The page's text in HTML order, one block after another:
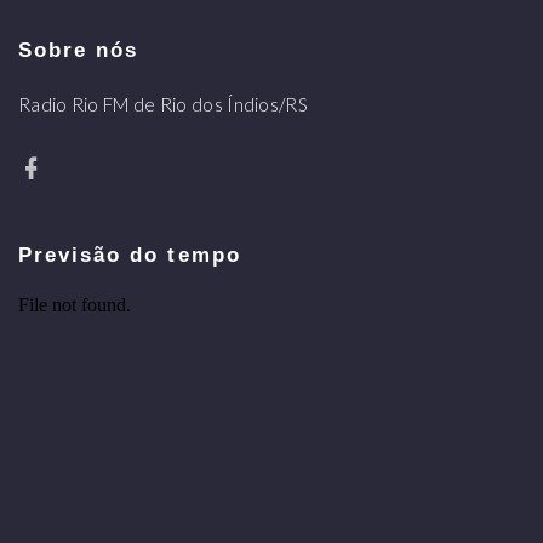
Sobre nós
Radio Rio FM de Rio dos Índios/RS
Previsão do tempo